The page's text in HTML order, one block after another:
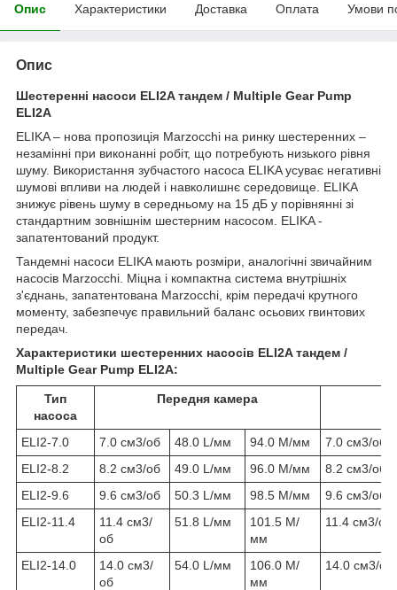
Опис Характеристики Доставка Оплата Умови
Опис
Шестеренні насоси ELI2A тандем / Multiple Gear Pump
ELI2A
ELIKA – нова пропозиція Marzocchi на ринку шестеренних –
незамінні при виконанні робіт, що потребують низького рівня
шуму. Використання зубчастого насоса ELIKA усуває негативні
шумові впливи на людей і навколишнє середовище. ELIKA
знижує рівень шуму в середньому на 15 дБ у порівнянні зі
стандартним зовнішнім шестерним насосом. ELIKA -
запатентований продукт.
Тандемні насоси ELIKA мають розміри, аналогічні звичайним
насосів Marzocchi. Міцна і компактна система внутрішніх
з'єднань, запатентована Marzocchi, крім передачі крутного
моменту, забезпечує правильний баланс осьових гвинтових
передач.
Характеристики шестеренних насосів ELI2A тандем /
Multiple Gear Pump ELI2A:
Тип
насоса
Передня камера
ELI2-7.0 7.0 см3/об 48.0 L/мм 94.0 М/мм
7.0 см3/об
ELI2-8.2
8.2 см3/об 49.0 L/мм 96.0 М/мм
8.2 см3/об
ELI2-9.6
9.6 см3/об 50.3 L/мм 98.5 М/мм
9.6 см3/об
ELI2-11.4
11.4 см3/
об
51.8 L/мм
101.5 М/
мм
11.4 см3/об
ELI2-14.0
14.0 см3/
об
54.0 L/мм
106.0 М/
мм
14.0 см3/об